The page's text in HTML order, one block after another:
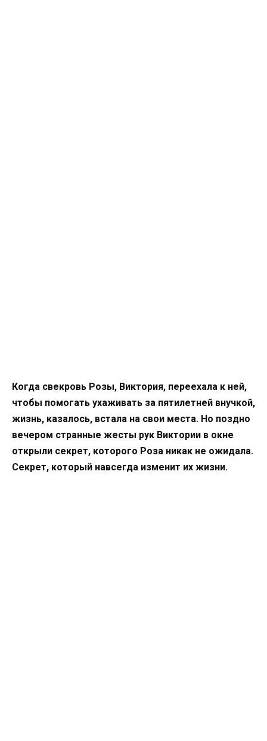
Когда свекровь Розы, Виктория, переехала к ней,
чтобы помогать ухаживать за пятилетней внучкой,
жизнь, казалось, встала на свои места. Но поздно
вечером странные жесты рук Виктории в окне
открыли секрет, которого Роза никак не ожидала.
Секрет, который навсегда изменит их жизни.